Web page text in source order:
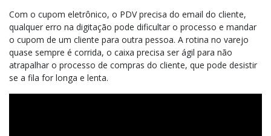
Com o cupom eletrônico, o PDV precisa do email do cliente,
qualquer erro na digitação pode dificultar o processo e mandar
o cupom de um cliente para outra pessoa. A rotina no varejo
quase sempre é corrida, o caixa precisa ser ágil para não
atrapalhar o processo de compras do cliente, que pode desistir
se a fila for longa e lenta.